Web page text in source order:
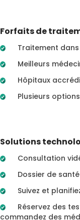
Forfaits de
Traitement
Meilleurs
Hôpitaux
Plusieurs
Solutions
Consultation
Dossier de
Suivez et
Réservez des
commandez des